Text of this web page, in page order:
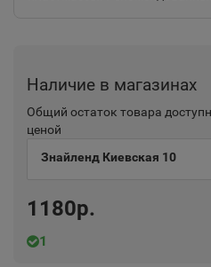
Наличие в магазинах
Общий остаток товара
ценой
Знайленд Киевская 10
1180р.
1